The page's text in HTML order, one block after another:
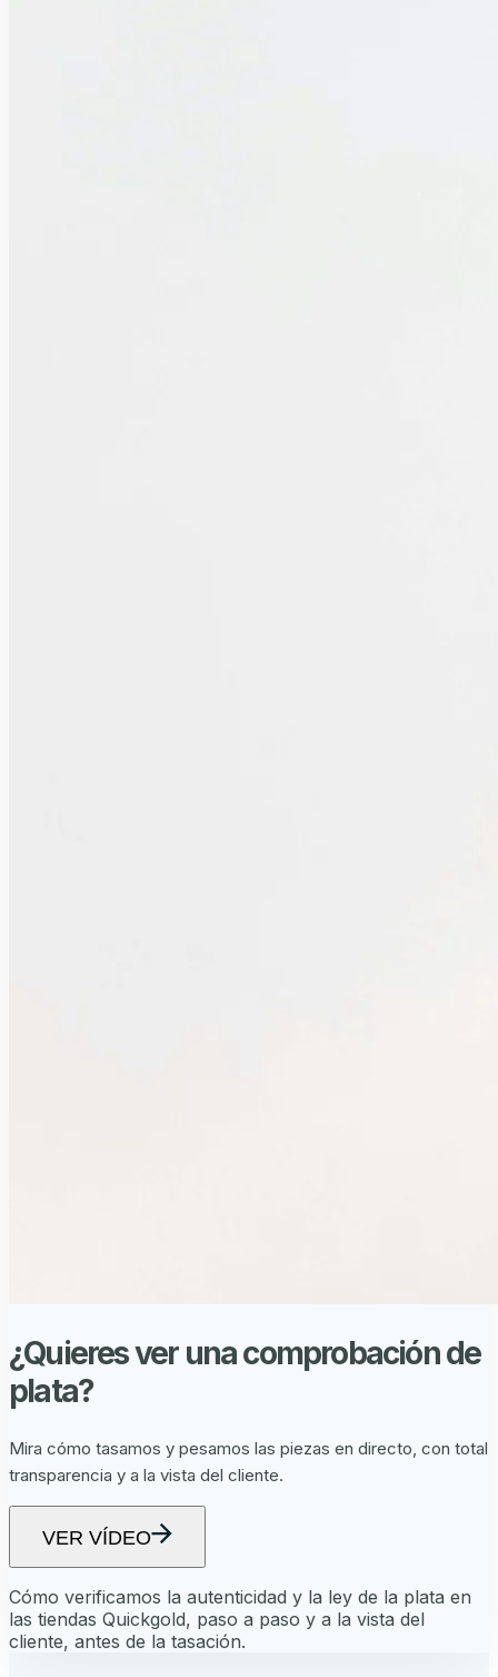
¿Quieres ver una comprobación de
plata?
Mira cómo tasamos y pesamos las piezas en directo, con total
transparencia y a la vista del cliente.
VER VÍDEO
Cómo verificamos la autenticidad y la ley de la plata en
las tiendas Quickgold, paso a paso y a la vista del
cliente, antes de la tasación.